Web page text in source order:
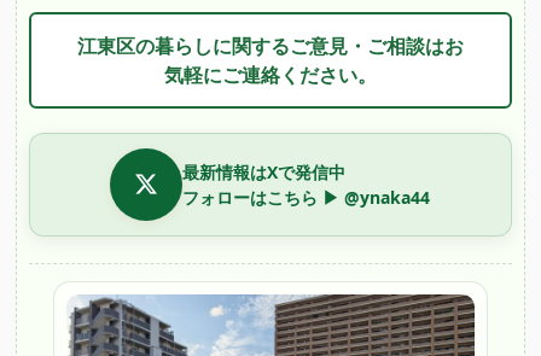
江東区の暮らしに関するご意見・ご相談はお
気軽にご連絡ください。
最新情報はXで発信中
フォローはこちら ▶ @ynaka44